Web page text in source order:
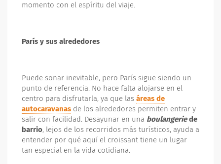
momento con el espíritu del viaje.
París y sus alrededores
Puede sonar inevitable, pero París sigue siendo un
punto de referencia. No hace falta alojarse en el
centro para disfrutarla, ya que las áreas de
autocaravanas de los alrededores permiten entrar y
salir con facilidad. Desayunar en una boulangeriede
barrio, lejos de los recorridos más turísticos, ayuda a
entender por qué aquí el croissant tiene un lugar
tan especial en la vida cotidiana.